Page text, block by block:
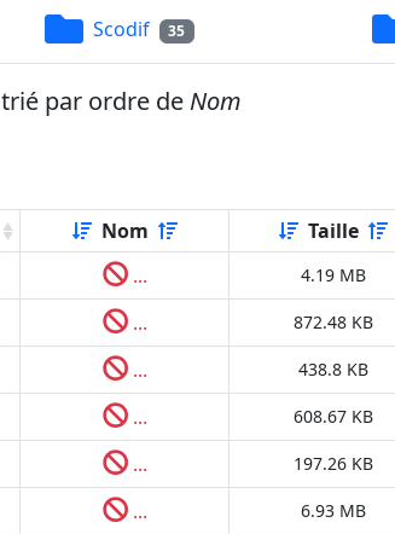
Scodif 35
trié par ordre de Nom
Nom Taille
... 4.19 MB
... 872.48 KB
... 438.8 KB
... 608.67 KB
... 197.26 KB
... 6.93 MB